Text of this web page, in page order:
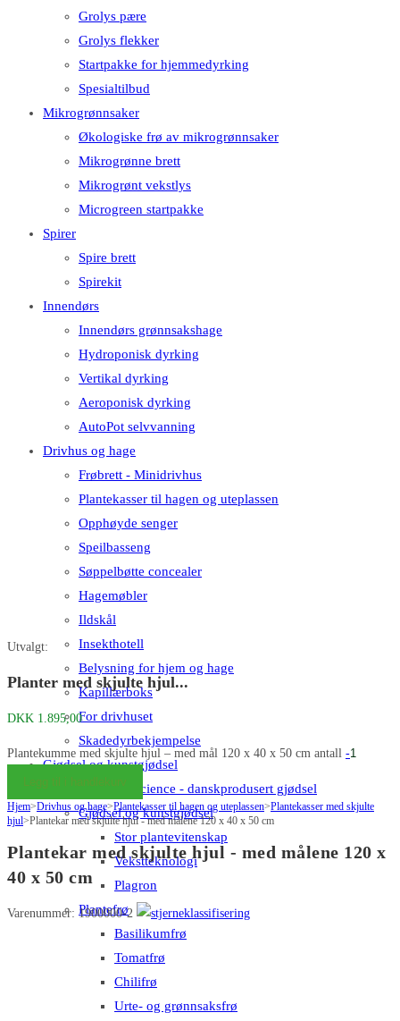
Grolys pære
Grolys flekker
Startpakke for hjemmedyrking
Spesialtilbud
Mikrogrønnsaker
Økologiske frø av mikrogrønnsaker
Mikrogrønne brett
Mikrogrønt vekstlys
Microgreen startpakke
Spirer
Spire brett
Spirekit
Innendørs
Innendørs grønnsakshage
Hydroponisk dyrking
Vertikal dyrking
Aeroponisk dyrking
AutoPot selvvanning
Drivhus og hage
Frøbrett - Minidrivhus
Plantekasser til hagen og uteplassen
Opphøyde senger
Speilbasseng
Søppelbøtte concealer
Hagemøbler
Ildskål
Insekthotell
Belysning for hjem og hage
Kapillærboks
For drivhuset
Skadedyrbekjempelse
Gjødsel og kunstgjødsel
Big Plant Science - danskprodusert gjødsel
Gjødsel og kunstgjødsel
Stor plantevitenskap
Vekstteknologi
Plagron
Plantefrø
Basilikumfrø
Tomatfrø
Chilifrø
Urte- og grønnsaksfrø
Utvalgt:
Planter med skjulte hjul...
DKK 1.895,00
Plantekumme med skjulte hjul – med mål 120 x 40 x 50 cm antall -
Legg til i handlekurv
Hjem>Drivhus og hage>Plantekasser til hagen og uteplassen>Plantekasser med skjulte
hjul>Plantekar med skjulte hjul - med målene 120 x 40 x 50 cm
Plantekar med skjulte hjul - med målene 120 x
40 x 50 cm
Varenummer: 1900000-2